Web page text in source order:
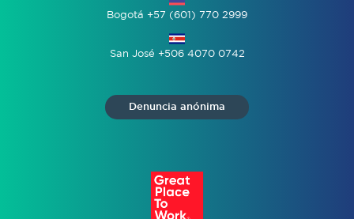
Bogotá +57 (601) 770 2999
San José +506 4070 0742
Denuncia anónima